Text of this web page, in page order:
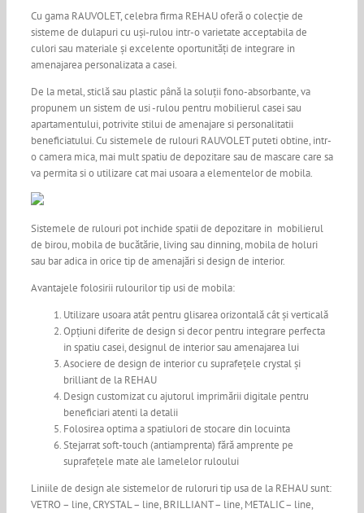
Cu gama RAUVOLET, celebra firma REHAU oferă o colecție de
sisteme de dulapuri cu uși-rulou intr-o varietate acceptabila de
culori sau materiale și excelente oportunități de integrare in
amenajarea personalizata a casei.
De la metal, sticlă sau plastic până la soluții fono-absorbante, va
propunem un sistem de usi -rulou pentru mobilierul casei sau
apartamentului, potrivite stilui de amenajare si personalitatii
beneficiatului. Cu sistemele de rulouri RAUVOLET puteti obtine, intr-
o camera mica, mai mult spatiu de depozitare sau de mascare care sa
va permita si o utilizare cat mai usoara a elementelor de mobila.
Sistemele de rulouri pot inchide spatii de depozitare in mobilierul
de birou, mobila de bucătărie, living sau dinning, mobila de holuri
sau bar adica in orice tip de amenajări si design de interior.
Avantajele folosirii rulourilor tip usi de mobila:
Utilizare usoara atât pentru glisarea orizontală cât și verticală
Opțiuni diferite de design si decor pentru integrare perfecta
in spatiu casei, designul de interior sau amenajarea lui
Asociere de design de interior cu suprafețele crystal și
brilliant de la REHAU
Design customizat cu ajutorul imprimării digitale pentru
beneficiari atenti la detalii
Folosirea optima a spatiulori de stocare din locuinta
Stejarrat soft-touch (antiamprenta) fără amprente pe
suprafețele mate ale lamelelor ruloului
Liniile de design ale sistemelor de ruloruri tip usa de la REHAU sunt:
VETRO – line, CRYSTAL – line, BRILLIANT – line, METALIC – line,